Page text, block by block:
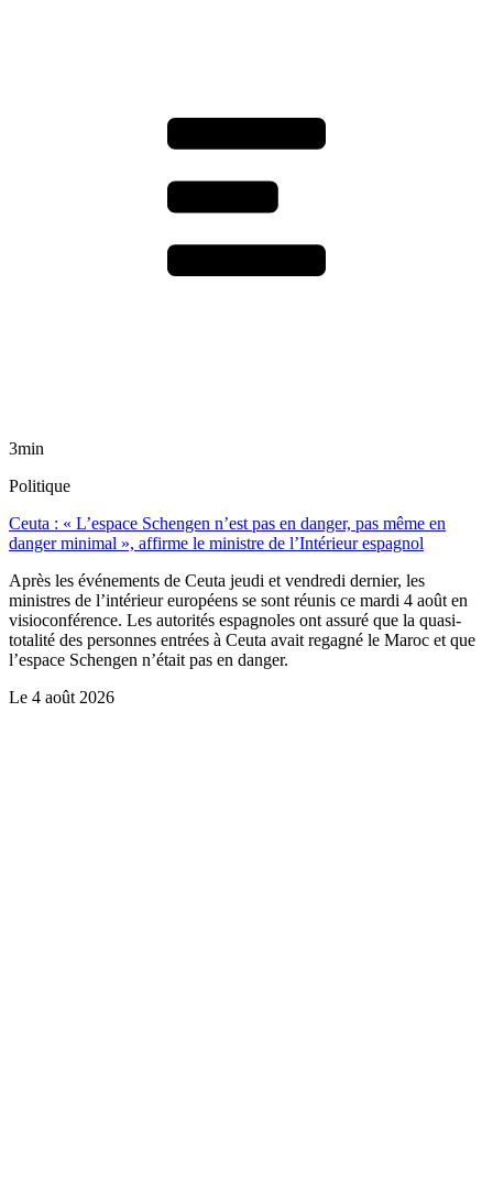
3min
Politique
Ceuta : « L’espace Schengen n’est pas en danger, pas même en
danger minimal », affirme le ministre de l’Intérieur espagnol
Après les événements de Ceuta jeudi et vendredi dernier, les
ministres de l’intérieur européens se sont réunis ce mardi 4 août en
visioconférence. Les autorités espagnoles ont assuré que la quasi-
totalité des personnes entrées à Ceuta avait regagné le Maroc et que
l’espace Schengen n’était pas en danger.
Le 4 août 2026